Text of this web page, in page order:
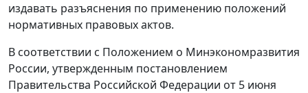
издавать разъяснения по применению положений
нормативных правовых актов.
В соответствии с Положением о Минэкономразвития
России, утвержденным постановлением
Правительства Российской Федерации от 5 июня